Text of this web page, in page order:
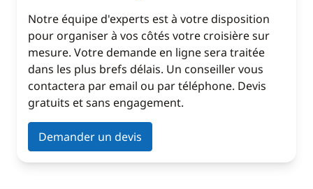
Notre équipe d'experts est à votre disposition
pour organiser à vos côtés votre croisière sur
mesure. Votre demande en ligne sera traitée
dans les plus brefs délais. Un conseiller vous
contactera par email ou par téléphone. Devis
gratuits et sans engagement.
Demander un devis